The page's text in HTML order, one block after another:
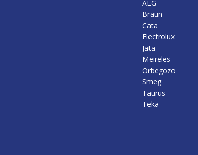
AEG
Braun
Cata
Electrolux
Jata
Meireles
Orbegozo
Smeg
Taurus
Teka